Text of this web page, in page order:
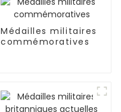
Médailles militaires
commémoratives